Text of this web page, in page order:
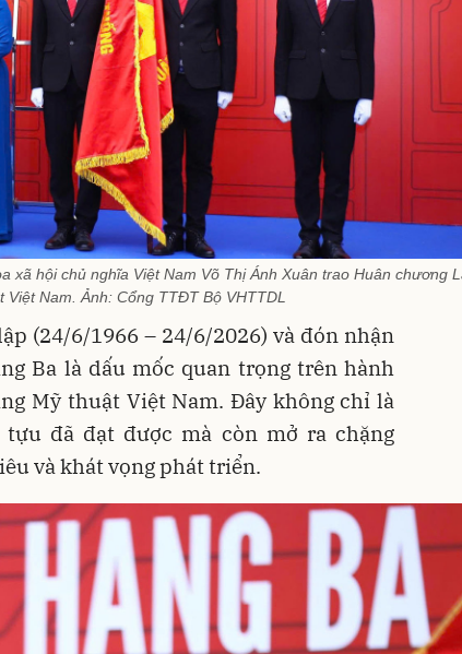
hội chủ nghĩa Việt Nam Võ Thị Ánh Xuân trao Huân chương
Việt Nam. Ảnh: Cổng TTĐT Bộ VHTTDL
(24/6/1966 – 24/6/2026) và đón nhận
Ba là dấu mốc quan trọng trên hành
Mỹ thuật Việt Nam. Đây không chỉ là
đã đạt được mà còn mở ra chặng
và khát vọng phát triển.